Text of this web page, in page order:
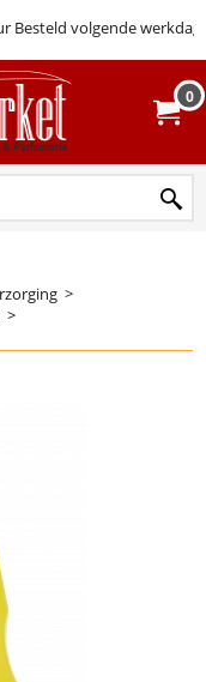
Besteld volgende werkdag
0
>
>